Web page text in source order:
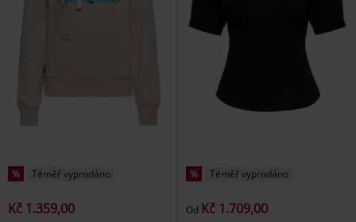
% Téměř vyprodáno
Kč 1.359,00
% Téměř vyprodáno
Od Kč 1.709,00